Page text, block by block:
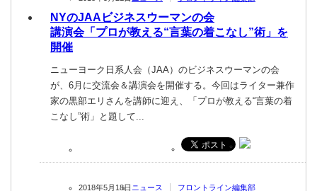
NYのJAAビジネスウーマンの会
講演会「プロが教える“言葉の着こなし”術」を
開催
ニューヨーク日系人会（JAA）のビジネスウーマンの会
が、6月に交流会＆講演会を開催する。今回はライター兼作
家の黒部エリさんを講師に迎え、「プロが教える“言葉の着
こなし”術」と題して...
2018年5月18日 ニュース フロントライン編集部